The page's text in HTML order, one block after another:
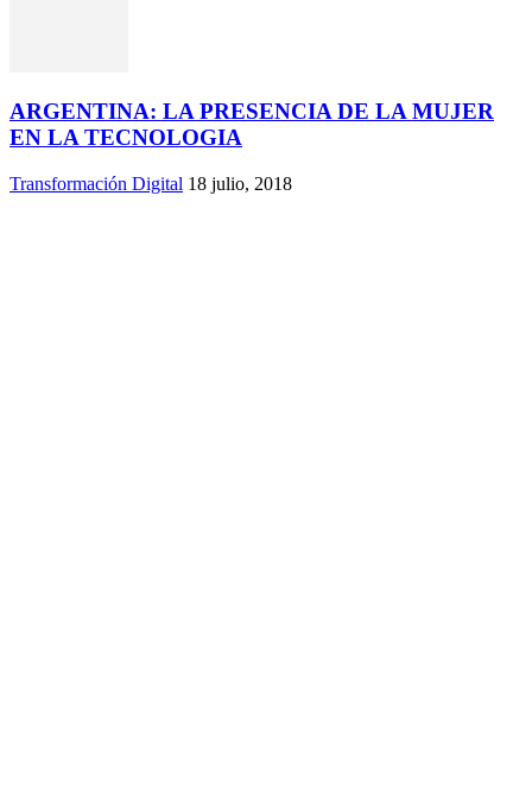
ARGENTINA: LA PRESENCIA DE LA MUJER
EN LA TECNOLOGIA
Transformación Digital 18 julio, 2018